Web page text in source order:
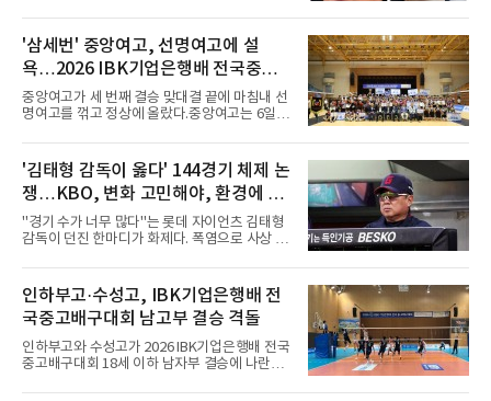
대형 유망주로 기대를 모았던 투수 심준석에 이
어, 빅리그 경력을 지닌 내외야수 배지환까지 연
달아 뉴욕 메츠 산하 마이너리그에서 방출 통보
를 받는 아픔을 겪었다. 두 선수의 동반 이탈은
메츠 구단이 유독 한국 선수들에게 '기회의 땅'이
아닌 '무덤'처럼 작용하고 있음을 방증하고 있다.
고교 시절 시속 160km에 달하는 강속구로 큰 스
리츠와 마이애미 말린스를 거쳐 메츠에 둥지를
틀며 반등을 노렸으나
'삼세번' 중앙여고, 선명여고에 설
욕…2026 IBK기업은행배 전국중고
배구대회 우승
중앙여고가 세 번째 결승 맞대결 끝에 마침내 선
명여고를 꺾고 정상에 올랐다.중앙여고는 6일
행배 전국중고배구대회 18세 이하 여자부 결승
에서 선명여고를 세트스코어 3-1(13-25, 25-14,
25-17, 25-10)로 물리치고 우승을 차지했다.첫
세트를 13-25로 내주며 불안하게 출발한 중앙여
고는 이후 조직력을 되찾아 2세트부터 경기 주
도권을 완전히 장악했다. 강한 서브와 탄탄한 수
비를 앞세워 내리 세 세트를 따내며 짜릿한 역전
권대회 결승에서 모두 선명여고에 패해 준우승
에 머물렀다. 그러나 세 번째
'김태형 감독이 옳다' 144경기 체제 논
쟁…KBO, 변화 고민해야, 환경에 맞
는 경기 수가 바람직
"경기 수가 너무 많다"는 롯데 자이언츠 김태형
감독이 던진 한마디가 화제다. 폭염으로 사상 초
독은 단순히 더위를 이야기하지 않았다. 우천,
폭염, 부상 등 변수가 늘어나는 현실에서 현재
팀당 144경기 체제가 과연 지속 가능한지 질문
을 던졌다.물론 144경기가 세계적으로 특별히
많은 숫자는 아니다. 메이저리그는 팀당 162경
기, 일본프로야구도 143~144경기를 치른다. 숫
자만 놓고 보면 KBO가 유난히 혹사 구조라고 말
인하부고·수성고, IBK기업은행배 전
국중고배구대회 남고부 결승 격돌
인하부고와 수성고가 2026 IBK기업은행배 전국
중고배구대회 18세 이하 남자부 결승에 나란히
하부고는 5일 충북 제천실내체육관에서 열린 대